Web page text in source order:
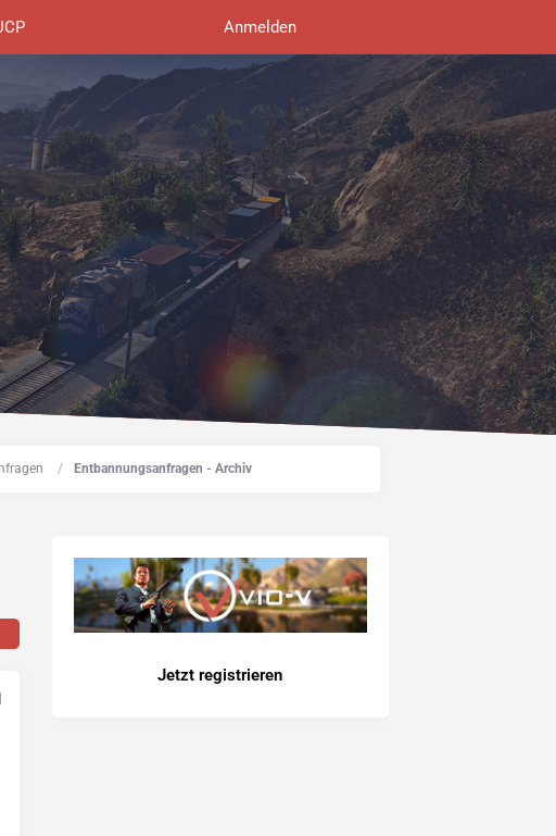
Anmelden
Entbannungsanfragen - Archiv
Jetzt registrieren